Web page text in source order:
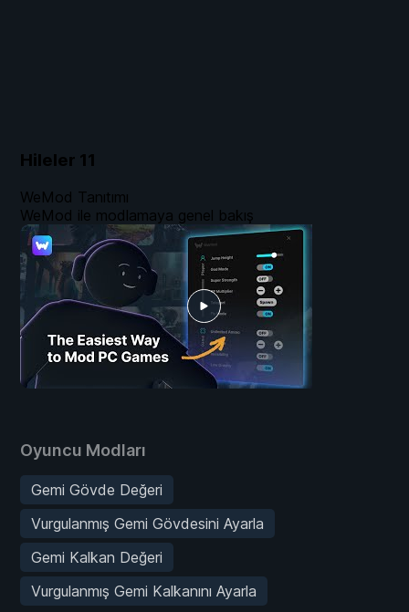
Hileler 11
Oyuncu Modları
Gemi Gövde Değeri
Vurgulanmış Gemi Gövdesini Ayarla
Gemi Kalkan Değeri
Vurgulanmış Gemi Kalkanını Ayarla
WeMod Tanıtımı
WeMod ile modlamaya genel bakış